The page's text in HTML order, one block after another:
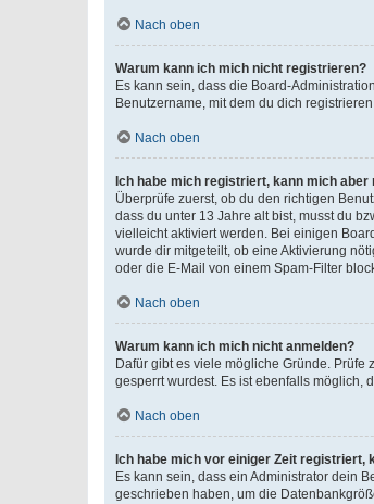
Nach oben
Warum kann ich mich nicht registrieren?
Es kann sein, dass die Board-
Benutzername, mit dem du dich
Nach oben
Ich habe mich registriert, kann mich aber
Überprüfe zuerst, ob du den richtigen
dass du unter 13 Jahre alt bist, musst du
vielleicht aktiviert werden. Bei einigen
wurde dir mitgeteilt, ob eine Aktivierung
oder die E-Mail von einem Spam-Filter
Nach oben
Warum kann ich mich nicht anmelden?
Dafür gibt es viele mögliche Gründe.
gesperrt wurdest. Es ist ebenfalls möglich,
Nach oben
Ich habe mich vor einiger Zeit registriert,
Es kann sein, dass ein Administrator dein
geschrieben haben, um die